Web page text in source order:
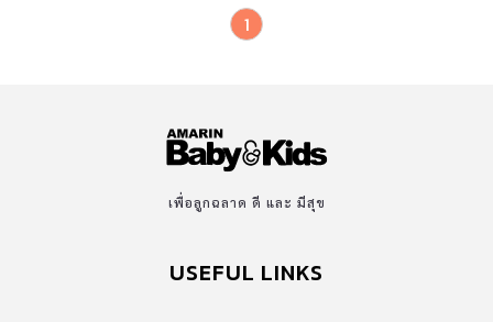
1
เพื่อลูกฉลาด ดี และ มีสุข
USEFUL LINKS